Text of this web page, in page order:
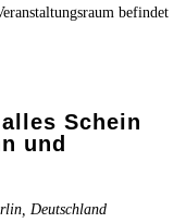
befindet
Schein
und
Deutschland